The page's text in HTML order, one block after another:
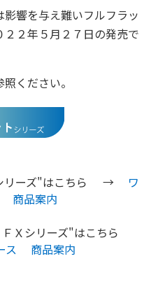
響を与え難いフルフラッ
２２年５月２７日の発売で
照ください。
リーズ"はこちら →
ワ
商品案内
Ｘシリーズ"はこちら
ス 商品案内